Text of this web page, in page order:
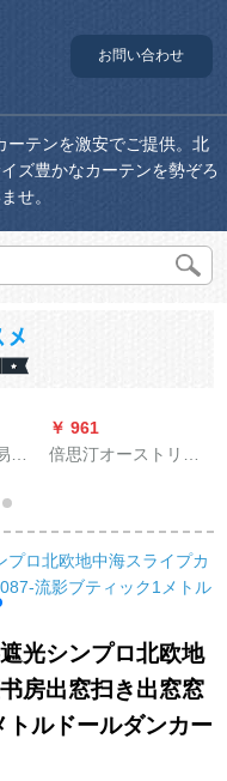
お問い合わせ
ーテンを激安でご提供。北
ズ豊かなカーテンを勢ぞろ
せ。
既
す
に
寝
ッ
な
ー
ト
ン
￥ 961
倍思汀オーストリア
ホテル断熱のレ寝室
昇降UVカータートオ
フ熱の日サンバイザ
典花顔一平方メート
ル
光シンプロ北欧地
房出窓扫き出窓窓
ルドールダンカー